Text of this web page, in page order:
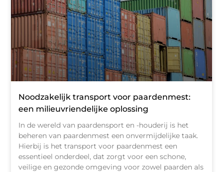
Noodzakelijk transport voor paardenmest:
een milieuvriendelijke oplossing
In de wereld van paardensport en -houderij is het
beheren van paardenmest een onvermijdelijke taak.
Hierbij is het transport voor paardenmest een
essentieel onderdeel, dat zorgt voor een schone,
veilige en gezonde omgeving voor zowel paarden als